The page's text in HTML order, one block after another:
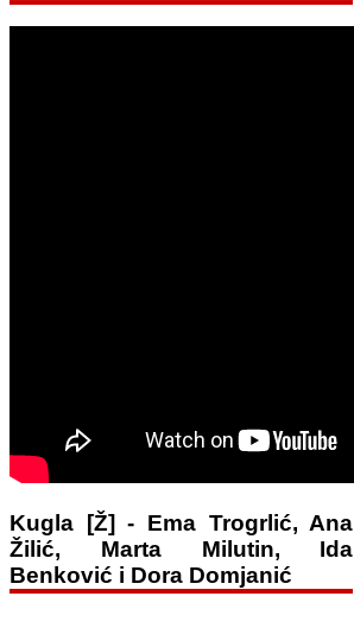
Kugla [Ž] - Ema Trogrlić, Ana
Žilić, Marta Milutin, Ida
Benković i Dora Domjanić